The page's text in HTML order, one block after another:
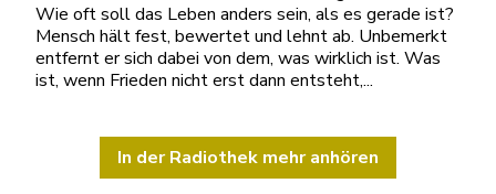
Wie oft soll das Leben anders sein, als es gerade ist?
Mensch hält fest, bewertet und lehnt ab. Unbemerkt
entfernt er sich dabei von dem, was wirklich ist. Was
ist, wenn Frieden nicht erst dann entsteht,...
In der Radiothek mehr anhören